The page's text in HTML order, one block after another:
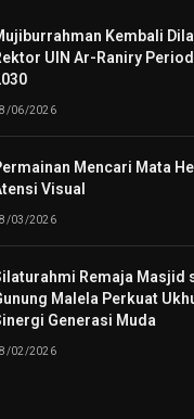
Kembali
UIN Ar-Raniry
06/2026
Mencari Mata
Visual
03/2026
Remaja Masjid
Malela Perkuat
Generasi Muda
02/2026